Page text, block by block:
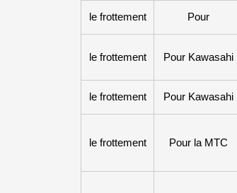
le frottement Pour
le frottement Pour Kawasahi
le frottement
Pour Kawasahi
le frottement Pour la MTC